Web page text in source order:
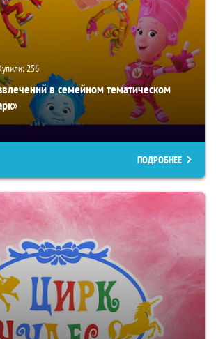
256
в семейном тематическом
ПОДРОБНЕЕ